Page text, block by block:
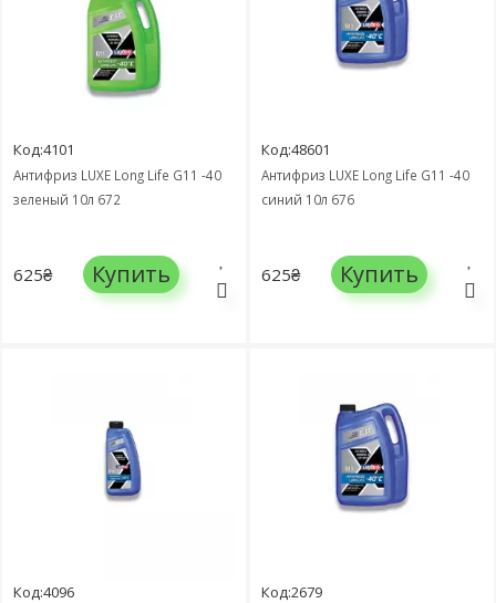
Код:4101
Антифриз LUXE Long Life G11 -40
зеленый 10л 672
625₴ Купить
Код:48601
Антифриз LUXE Long Life G11 -40
синий 10л 676
625₴ Купить
Код:4096 Код:2679